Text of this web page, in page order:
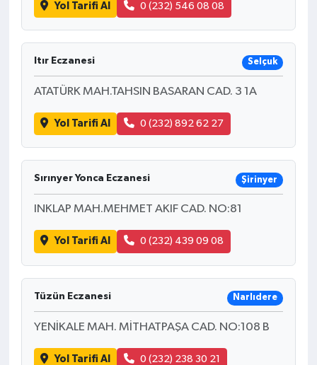
Yol Tarifi Al 0 (232) 546 08 08
Itır Eczanesi Selçuk
ATATÜRK MAH.TAHSIN BASARAN CAD. 3 1A
Yol Tarifi Al 0 (232) 892 62 27
Sırınyer Yonca Eczanesi Şirinyer
INKLAP MAH.MEHMET AKIF CAD. NO:81
Yol Tarifi Al 0 (232) 439 09 08
Tüzün Eczanesi Narlıdere
YENİKALE MAH. MİTHATPAŞA CAD. NO:108 B
Yol Tarifi Al 0 (232) 238 30 21